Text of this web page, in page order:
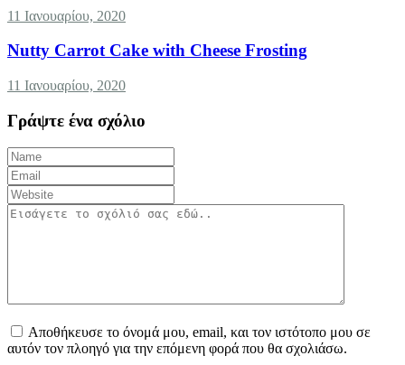
11 Ιανουαρίου, 2020
Nutty Carrot Cake with Cheese Frosting
11 Ιανουαρίου, 2020
Γράψτε ένα σχόλιο
Αποθήκευσε το όνομά μου, email, και τον ιστότοπο μου σε
αυτόν τον πλοηγό για την επόμενη φορά που θα σχολιάσω.